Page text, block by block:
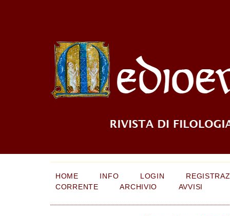
HOME INFO LOGIN
CORRENTE
ARCHIVIO AVVISI